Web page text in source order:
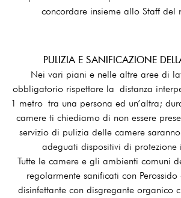
concordare insieme allo Staff del
PULIZIA E SANIFICAZIONE
Nei vari piani e nelle altre aree di
obbligatorio rispettare la distanza
1 metro tra una persona ed un’altra;
camere ti chiediamo di non essere
servizio di pulizia delle camere
adeguati dispositivi di protezione
Tutte le camere e gli ambienti comuni
regolarmente sanificati con
disinfettante con disgregante organico